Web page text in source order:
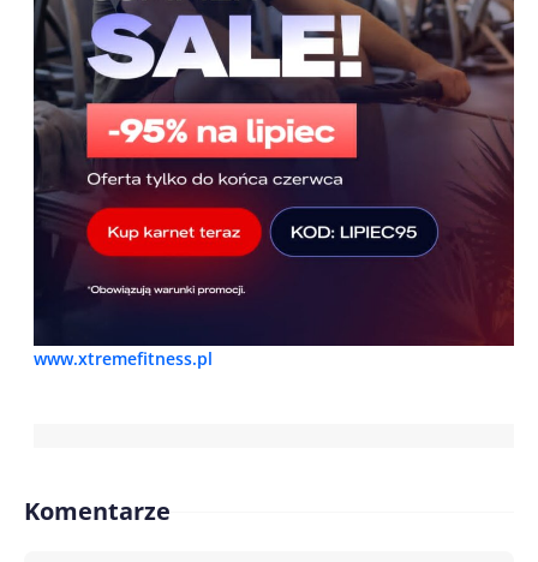
www.xtremefitness.pl
Komentarze